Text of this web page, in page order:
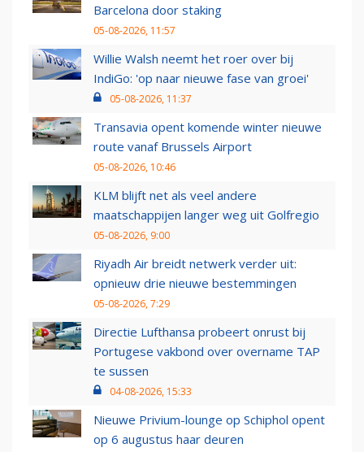
Barcelona door staking
05-08-2026, 11:57
Willie Walsh neemt het roer over bij
IndiGo: 'op naar nieuwe fase van groei'
05-08-2026, 11:37
Transavia opent komende winter nieuwe
route vanaf Brussels Airport
05-08-2026, 10:46
KLM blijft net als veel andere
maatschappijen langer weg uit Golfregio
05-08-2026, 9:00
Riyadh Air breidt netwerk verder uit:
opnieuw drie nieuwe bestemmingen
05-08-2026, 7:29
Directie Lufthansa probeert onrust bij
Portugese vakbond over overname TAP
te sussen
04-08-2026, 15:33
Nieuwe Privium-lounge op Schiphol opent
op 6 augustus haar deuren